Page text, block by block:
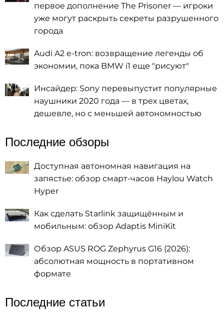
первое дополнение The Prisoner — игроки
уже могут раскрыть секреты разрушенного
города
Audi A2 e-tron: возвращение легенды об
экономии, пока BMW i1 еще "рисуют"
Инсайдер: Sony перевыпустит популярные
наушники 2020 года — в трех цветах,
дешевле, но с меньшей автономностью
Последние обзоры
Доступная автономная навигация на
запястье: обзор смарт-часов Haylou Watch
Hyper
Как сделать Starlink защищённым и
мобильным: обзор Adaptis MiniKit
Обзор ASUS ROG Zephyrus G16 (2026):
абсолютная мощность в портативном
формате
Последние статьи